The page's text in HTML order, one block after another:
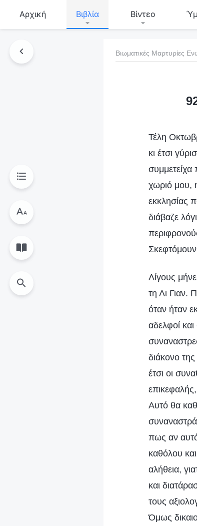
Αρχική Βιβλία Βίντεο
Βιωματικές Μαρτυρίες
Τέλη
κι έτσι
χωριό μου,
εκκλησίας
διάβαζε
Λίγους
τη Λι Γιαν.
όταν ήταν
αδελφοί
διάκονο
έτσι οι
Αυτό θα
πως αν
καθόλου
αλήθεια,
και
τους
Όμως